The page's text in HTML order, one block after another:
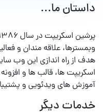
داستان ما...
وبمسترها، علاقه مندان و
هدف از راه اندازی این وب
اسکریپت ها، قالب ها و
آموزش های ویدئویی و
خدمات دیگر